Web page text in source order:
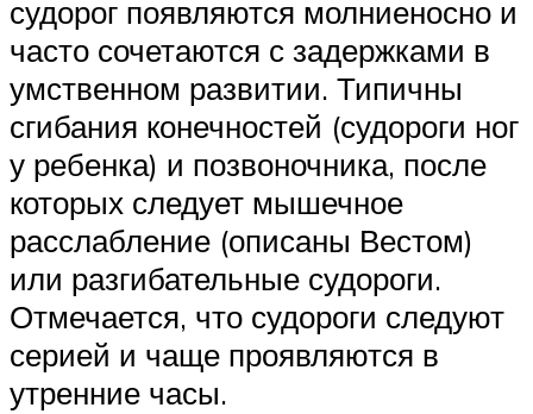
судорог появляются молниеносно и
часто сочетаются с задержками в
умственном развитии. Типичны
сгибания конечностей (судороги ног
у ребенка) и позвоночника, после
которых следует мышечное
расслабление (описаны Вестом)
или разгибательные судороги.
Отмечается, что судороги следуют
серией и чаще проявляются в
утренние часы.